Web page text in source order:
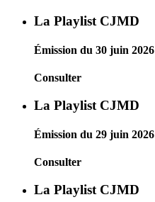
La Playlist CJMD
Émission du 30 juin 2026
Consulter
La Playlist CJMD
Émission du 29 juin 2026
Consulter
La Playlist CJMD